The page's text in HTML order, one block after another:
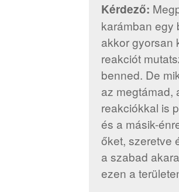
Kérdező:
karámban egy
akkor gyorsan
reakciót
benned. De
az megtámad,
reakciókkal is
és a másik-
őket, szeretve
a szabad
ezen a